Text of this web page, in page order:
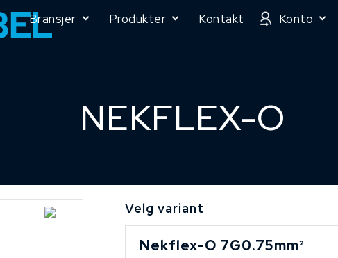
Bransjer Produkter Kontakt Konto
NEKFLEX-O
Velg variant
Nekflex-O 7G0.75mm²